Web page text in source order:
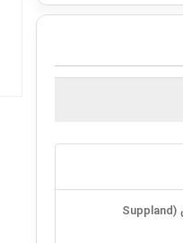
آقايان
بانوان
ورزشي
بارداري و شيردهي
سالمندان
ساپلند نوتریشن (Suppland